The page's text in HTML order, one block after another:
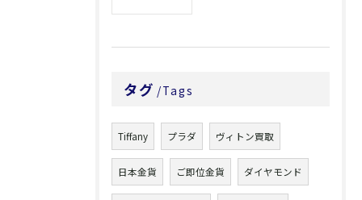
タグ Tags
Tiffany プラダ ヴィトン買取
日本金貨 ご即位金貨 ダイヤモンド